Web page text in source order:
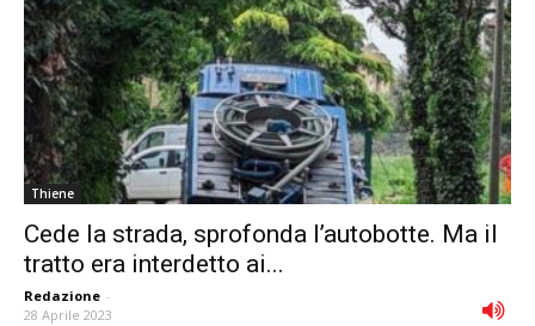
Thiene
Cede la strada, sprofonda l’autobotte. Ma il
tratto era interdetto ai...
Redazione -
28 Aprile 2023